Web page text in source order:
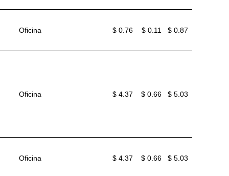
Oficina $ 0.76 $ 0.11 $ 0.87
Oficina $ 4.37 $ 0.66 $ 5.03
Oficina $ 4.37 $ 0.66 $ 5.03